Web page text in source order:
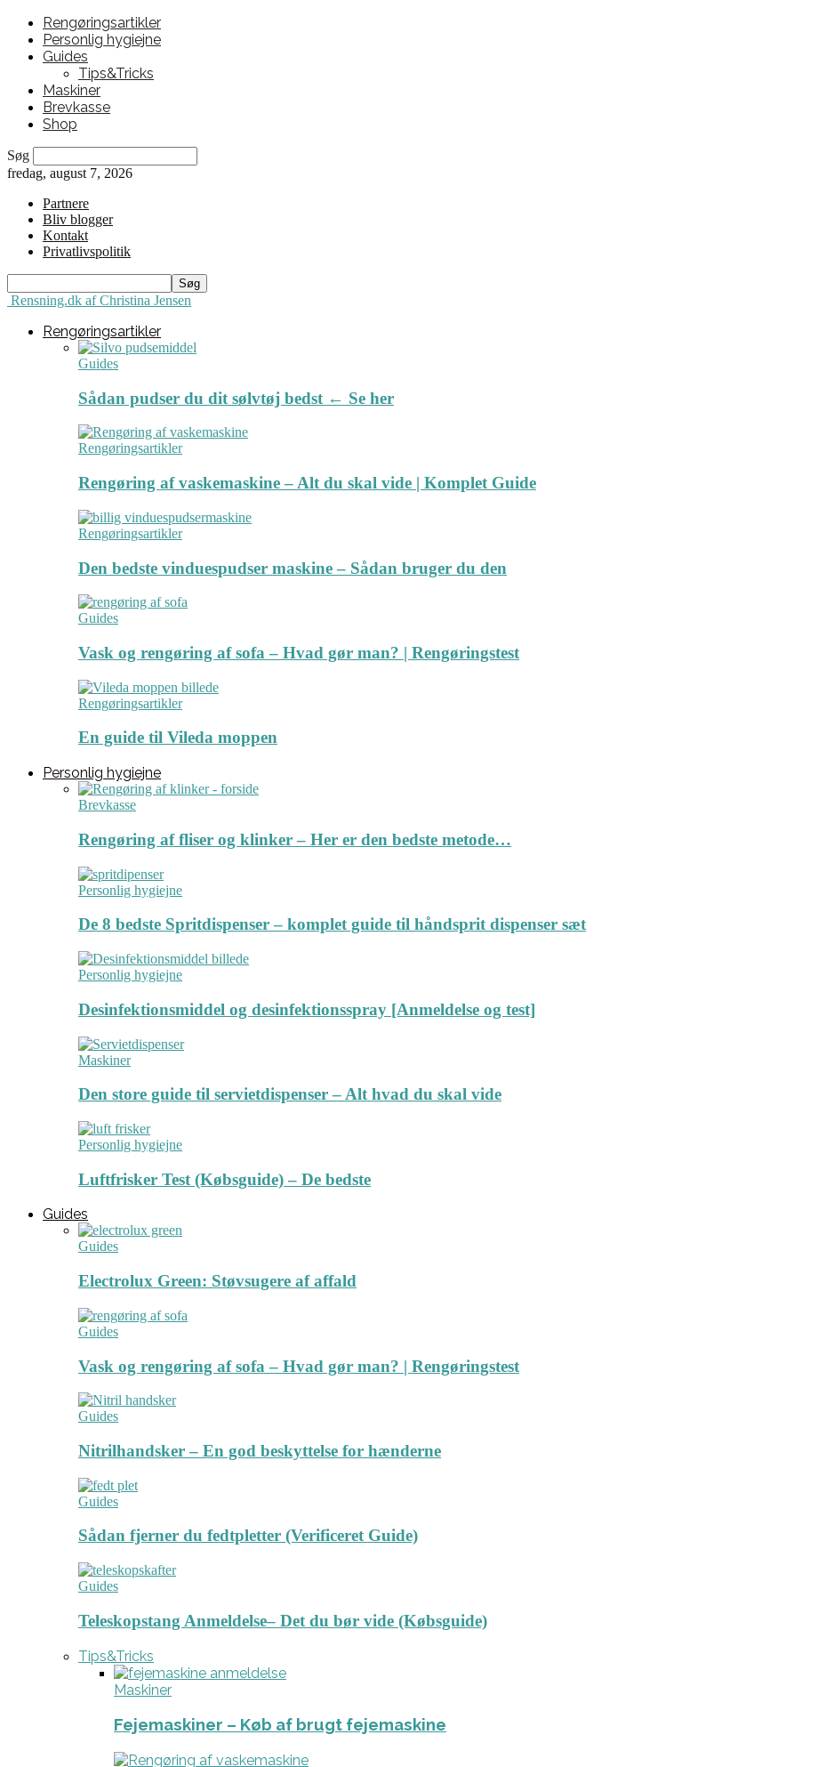
Rengøringsartikler
Personlig hygiejne
Guides
Tips&Tricks
Maskiner
Brevkasse
Shop
Søg
fredag, august 7, 2026
Partnere
Bliv blogger
Kontakt
Privatlivspolitik
Rensning.dk af Christina Jensen
Rengøringsartikler
Guides
Sådan pudser du dit sølvtøj bedst ← Se her
Rengøringsartikler
Rengøring af vaskemaskine – Alt du skal vide | Komplet Guide
Rengøringsartikler
Den bedste vinduespudser maskine – Sådan bruger du den
Guides
Vask og rengøring af sofa – Hvad gør man? | Rengøringstest
Rengøringsartikler
En guide til Vileda moppen
Personlig hygiejne
Brevkasse
Rengøring af fliser og klinker – Her er den bedste metode…
Personlig hygiejne
De 8 bedste Spritdispenser – komplet guide til håndsprit dispenser sæt
Personlig hygiejne
Desinfektionsmiddel og desinfektionsspray [Anmeldelse og test]
Maskiner
Den store guide til servietdispenser – Alt hvad du skal vide
Personlig hygiejne
Luftfrisker Test (Købsguide) – De bedste
Guides
Guides
Electrolux Green: Støvsugere af affald
Guides
Vask og rengøring af sofa – Hvad gør man? | Rengøringstest
Guides
Nitrilhandsker – En god beskyttelse for hænderne
Guides
Sådan fjerner du fedtpletter (Verificeret Guide)
Guides
Teleskopstang Anmeldelse– Det du bør vide (Købsguide)
Tips&Tricks
Maskiner
Fejemaskiner – Køb af brugt fejemaskine